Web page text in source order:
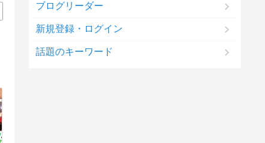
ブログリーダー
新規登録・ログイン
話題のキーワード